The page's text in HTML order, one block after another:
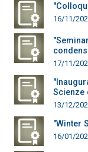
16/11/
17/11/
Scienze
13/12/
"Winter
16/01/